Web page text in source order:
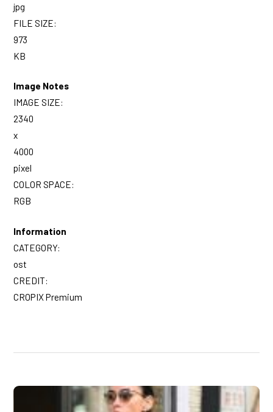
jpg
FILE SIZE:
973
KB
Image Notes
IMAGE SIZE:
2340
x
4000
pixel
COLOR SPACE:
RGB
Information
CATEGORY:
ost
CREDIT:
CROPIX Premium